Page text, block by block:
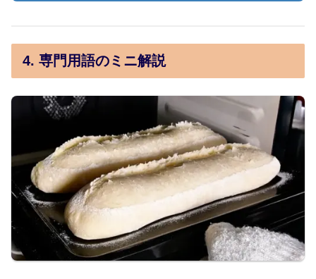
4. 専門用語のミニ解説